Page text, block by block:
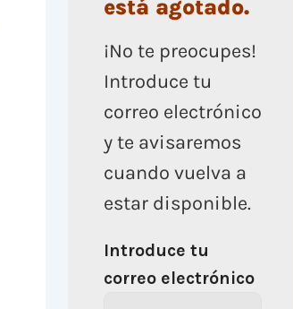
está agotado.
¡No te preocupes!
Introduce tu
correo electrónico
y te avisaremos
cuando vuelva a
estar disponible.
Introduce tu
correo electrónico